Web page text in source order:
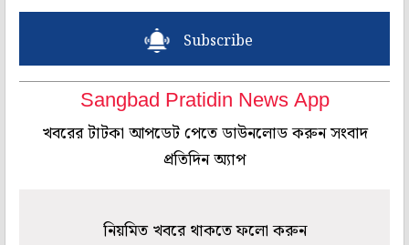
Subscribe
Sangbad Pratidin News App
খবরের টাটকা আপডেট পেতে ডাউনলোড করুন সংবাদ
প্রতিদিন অ্যাপ
নিয়মিত খবরে থাকতে ফলো করুন